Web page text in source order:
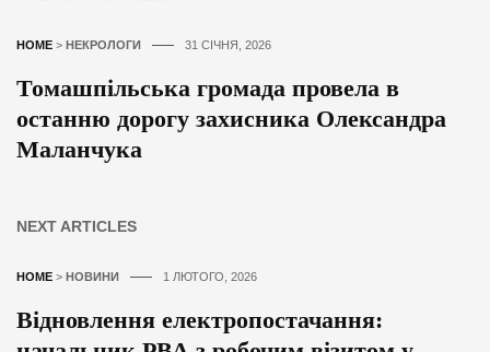
HOME > НЕКРОЛОГИ 31 СІЧНЯ, 2026
Томашпільська громада провела в
останню дорогу захисника Олександра
Маланчука
NEXT ARTICLES
HOME > НОВИНИ 1 ЛЮТОГО, 2026
Відновлення електропостачання: